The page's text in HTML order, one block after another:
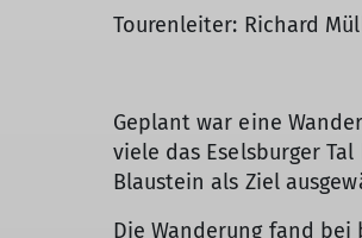
Tourenleiter: Richard
Geplant war eine
viele das Eselsburger
Blaustein als Ziel
Die Wanderung fand